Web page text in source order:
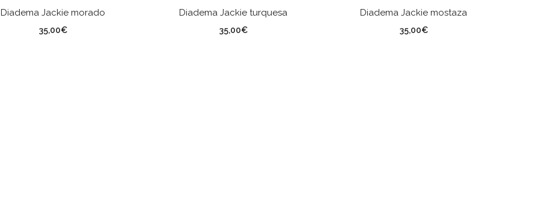
Diadema Jackie morado
35,00€
Diadema Jackie turquesa
35,00€
Diadema Jackie mostaza
35,00€